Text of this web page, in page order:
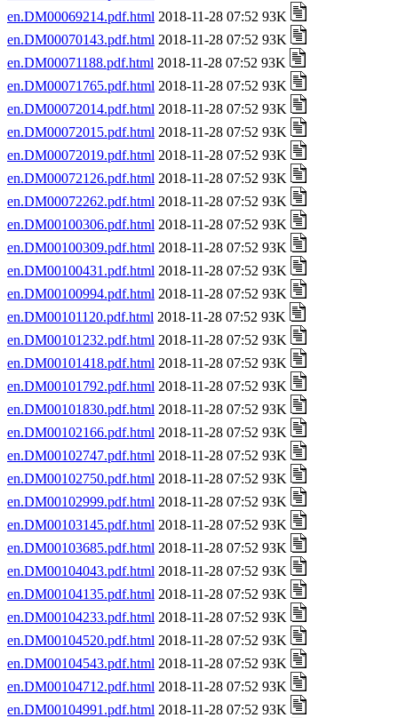
en.DM00069214.pdf.html 2018-11-28 07:52 93K
en.DM00070143.pdf.html 2018-11-28 07:52 93K
en.DM00071188.pdf.html 2018-11-28 07:52 93K
en.DM00071765.pdf.html 2018-11-28 07:52 93K
en.DM00072014.pdf.html 2018-11-28 07:52 93K
en.DM00072015.pdf.html 2018-11-28 07:52 93K
en.DM00072019.pdf.html 2018-11-28 07:52 93K
en.DM00072126.pdf.html 2018-11-28 07:52 93K
en.DM00072262.pdf.html 2018-11-28 07:52 93K
en.DM00100306.pdf.html 2018-11-28 07:52 93K
en.DM00100309.pdf.html 2018-11-28 07:52 93K
en.DM00100431.pdf.html 2018-11-28 07:52 93K
en.DM00100994.pdf.html 2018-11-28 07:52 93K
en.DM00101120.pdf.html 2018-11-28 07:52 93K
en.DM00101232.pdf.html 2018-11-28 07:52 93K
en.DM00101418.pdf.html 2018-11-28 07:52 93K
en.DM00101792.pdf.html 2018-11-28 07:52 93K
en.DM00101830.pdf.html 2018-11-28 07:52 93K
en.DM00102166.pdf.html 2018-11-28 07:52 93K
en.DM00102747.pdf.html 2018-11-28 07:52 93K
en.DM00102750.pdf.html 2018-11-28 07:52 93K
en.DM00102999.pdf.html 2018-11-28 07:52 93K
en.DM00103145.pdf.html 2018-11-28 07:52 93K
en.DM00103685.pdf.html 2018-11-28 07:52 93K
en.DM00104043.pdf.html 2018-11-28 07:52 93K
en.DM00104135.pdf.html 2018-11-28 07:52 93K
en.DM00104233.pdf.html 2018-11-28 07:52 93K
en.DM00104520.pdf.html 2018-11-28 07:52 93K
en.DM00104543.pdf.html 2018-11-28 07:52 93K
en.DM00104712.pdf.html 2018-11-28 07:52 93K
en.DM00104991.pdf.html 2018-11-28 07:52 93K